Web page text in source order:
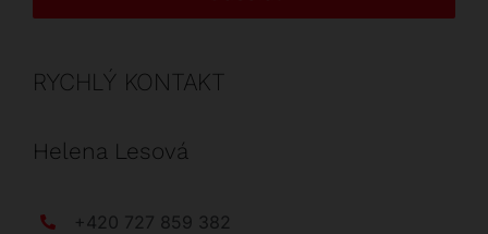
RYCHLÝ KONTAKT
Helena Lesová
+420 727 859 382